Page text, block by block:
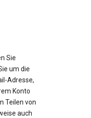
Sie
um die
Adresse,
Konto
Teilen von
auch